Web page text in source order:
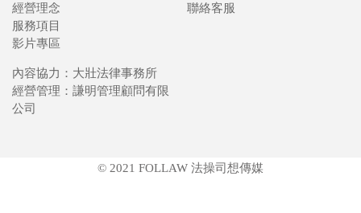
經營理念
服務項目
影片專區
聯絡客服
內容協力：大壯法律事務所
經營管理：謙明管理顧問有限
公司
© 2021 FOLLAW 法操司想傳媒